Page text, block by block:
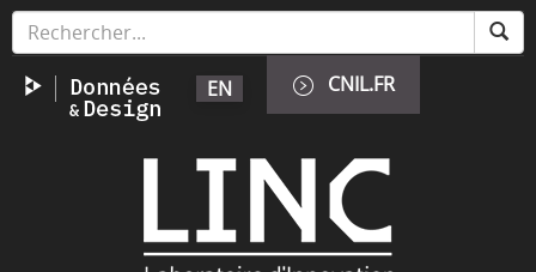
Aller
principal
EN CNIL.FR
Panneau de gestion des cookies